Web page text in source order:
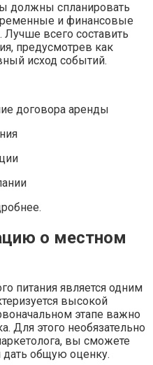
должны спланировать
и финансовые
Лучше всего составить
предусмотрев как
исход событий.
договора аренды
о местном
питания является одним
высокой
этапе важно
Для этого необязательно
вы сможете
дать общую оценку.